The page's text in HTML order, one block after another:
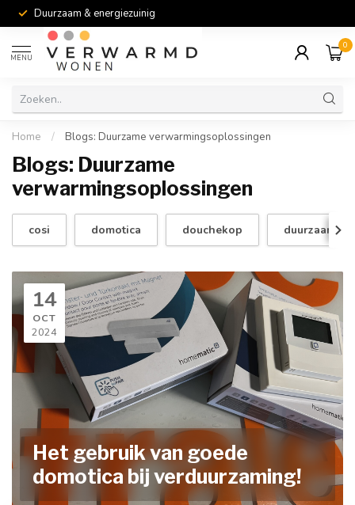
Duurzaam & energiezuinig
MENU
0
Home / Blogs: Duurzame verwarmingsoplossingen
Blogs: Duurzame
verwarmingsoplossingen
cosi domotica douchekop duurzaam
14
OCT
2024
Het gebruik van goede
domotica bij verduurzaming!